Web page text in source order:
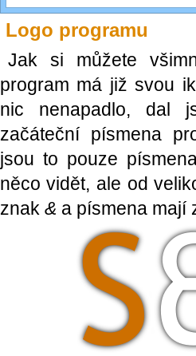
Logo programu
Jak si můžete
program má již svou
nic nenapadlo, dal
začáteční písmena
jsou to pouze
něco vidět, ale od
znak & a písmena mají